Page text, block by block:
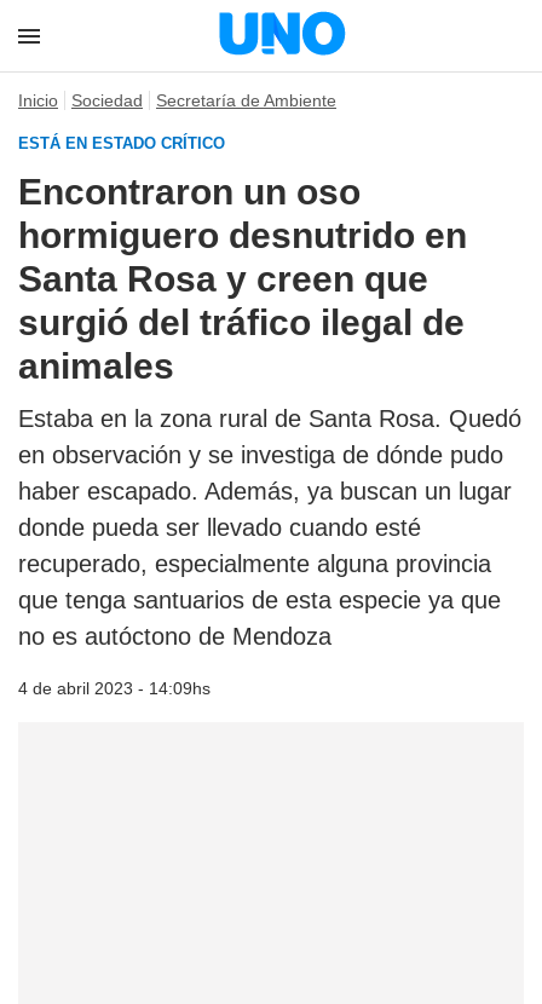
Inicio Sociedad Secretaría de Ambiente
ESTÁ EN ESTADO CRÍTICO
Encontraron un oso
hormiguero desnutrido en
Santa Rosa y creen que
surgió del tráfico ilegal de
animales
Estaba en la zona rural de Santa Rosa. Quedó
en observación y se investiga de dónde pudo
haber escapado. Además, ya buscan un lugar
donde pueda ser llevado cuando esté
recuperado, especialmente alguna provincia
que tenga santuarios de esta especie ya que
no es autóctono de Mendoza
4 de abril 2023 - 14:09hs